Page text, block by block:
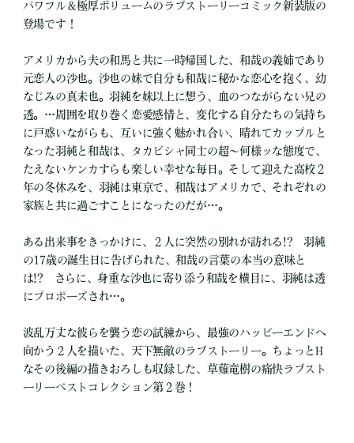
パワフル＆極厚ボリュームのラブストーリーコミック新装版の
登場です！
アメリカから夫の和馬と共に一時帰国した、和哉の義姉であり
元恋人の沙也。沙也の妹で自分も和哉に秘かな恋心を抱く、幼
なじみの真未也。羽純を妹以上に想う、血のつながらない兄の
透。…周囲を取り巻く恋愛感情と、変化する自分たちの気持ち
に戸惑いながらも、互いに強く魅かれ合い、晴れてカップルと
なった羽純と和哉は、タカビシャ同士の超～何様ッな態度で、
たえないケンカすらも楽しい幸せな毎日。そして迎えた高校２
年の冬休みを、羽純は東京で、和哉はアメリカで、それぞれの
家族と共に過ごすことになったのだが…。
ある出来事をきっかけに、２人に突然の別れが訪れる!? 羽純
の17歳の誕生日に告げられた、和哉の言葉の本当の意味と
は!? さらに、身重な沙也に寄り添う和哉を横目に、羽純は透
にプロポーズされ…。
波乱万丈な彼らを襲う恋の試練から、最強のハッピーエンドへ
向かう２人を描いた、天下無敵のラブストーリー。ちょっとH
なその後編の描きおろしも収録した、草薙竜樹の痛快ラブスト
ーリーベストコレクション第２巻！